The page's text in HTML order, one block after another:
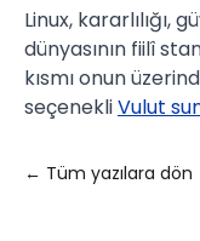
Linux, kararlılığı,
dünyasının fiilî
kısmı onun
seçenekliVulut
← Tüm yazılara dön